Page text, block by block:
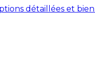
détaillées et